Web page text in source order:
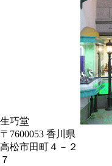
生巧堂
〒7600053 香川県
高松市田町４－２
７